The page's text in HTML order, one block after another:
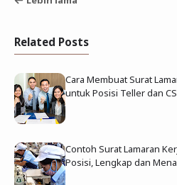
Related Posts
Cara Membuat Surat
untuk Posisi Teller dan CS
Contoh Surat Lamaran
Posisi, Lengkap dan